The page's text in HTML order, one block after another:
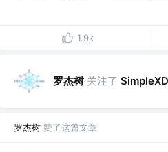
1.9k
罗杰树 关注了 SimpleXD
罗杰树 赞了这篇文章